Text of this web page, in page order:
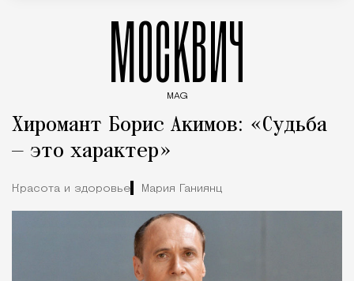
МОСКВИЧ
MAG
Хиромант Борис Акимов: «Судьба
— это характер»
Красота и здоровье Мария Ганиянц